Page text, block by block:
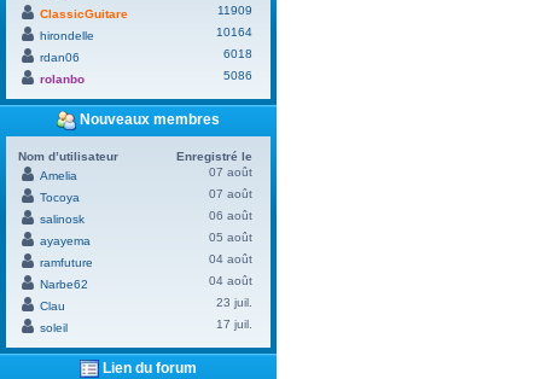
ClassicGuitare
11909
hirondelle
10164
rdan06
6018
rolanbo
5086
Nouveaux membres
Nom d’utilisateur
Enregistré le
Amelia
07 août
Tocoya
07 août
salinosk
06 août
ayayema
05 août
ramfuture
04 août
Narbe62
04 août
Clau
23 juil.
soleil
17 juil.
Lien du forum